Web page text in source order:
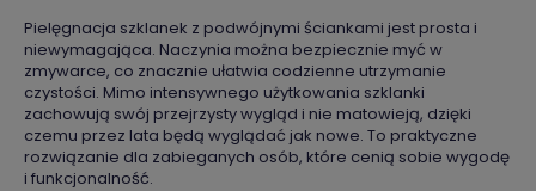
Pielęgnacja szklanek z podwójnymi ściankami jest prosta i
niewymagająca. Naczynia można bezpiecznie myć w
zmywarce, co znacznie ułatwia codzienne utrzymanie
czystości. Mimo intensywnego użytkowania szklanki
zachowują swój przejrzysty wygląd i nie matowieją, dzięki
czemu przez lata będą wyglądać jak nowe. To praktyczne
rozwiązanie dla zabieganych osób, które cenią sobie wygodę
i funkcjonalność.